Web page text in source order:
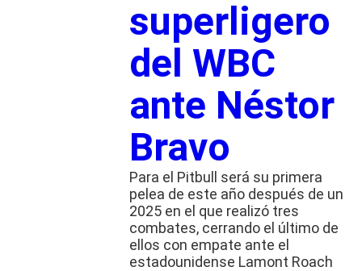
superligero
del WBC
ante Néstor
Bravo
Para el Pitbull será su primera
pelea de este año después de un
2025 en el que realizó tres
combates, cerrando el último de
ellos con empate ante el
estadounidense Lamont Roach